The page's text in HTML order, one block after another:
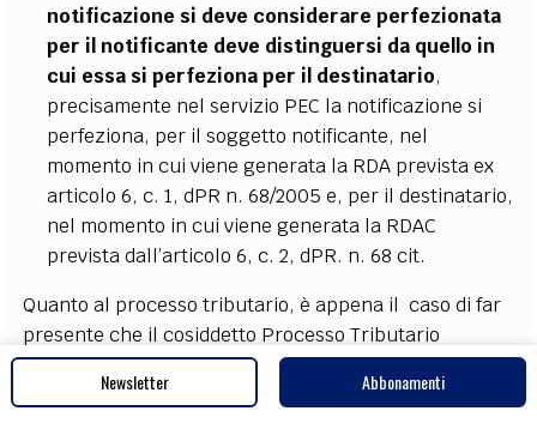
notificazione si deve considerare perfezionata
per il notificante deve distinguersi da quello in
cui essa si perfeziona per il destinatario,
precisamente nel servizio PEC la notificazione si
perfeziona, per il soggetto notificante, nel
momento in cui viene generata la RDA prevista ex
articolo 6, c. 1, dPR n. 68/2005 e, per il destinatario,
nel momento in cui viene generata la RDAC
prevista dall’articolo 6, c. 2, dPR. n. 68 cit.
Quanto al processo tributario, è appena il caso di far
presente che il cosiddetto Processo Tributario
Telematico (PTT) è ormai una realtà. E infatti:
il decreto del Direttore Generale delle Finanze del
Newsletter Abbonamenti